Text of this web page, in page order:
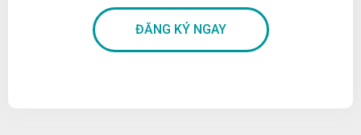
ĐĂNG KÝ NGAY